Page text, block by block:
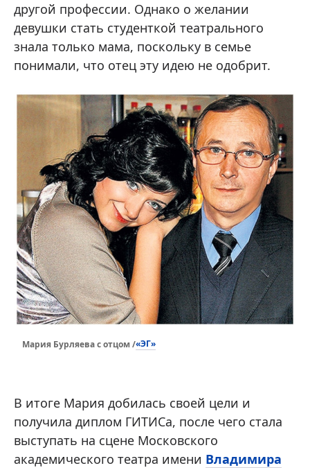
другой профессии. Однако о желании
девушки стать студенткой театрального
знала только мама, поскольку в семье
понимали, что отец эту идею не одобрит.
Мария Бурляева с отцом /«ЭГ»
В итоге Мария добилась своей цели и
получила диплом ГИТИСа, после чего стала
выступать на сцене Московского
академического театра имени Владимира